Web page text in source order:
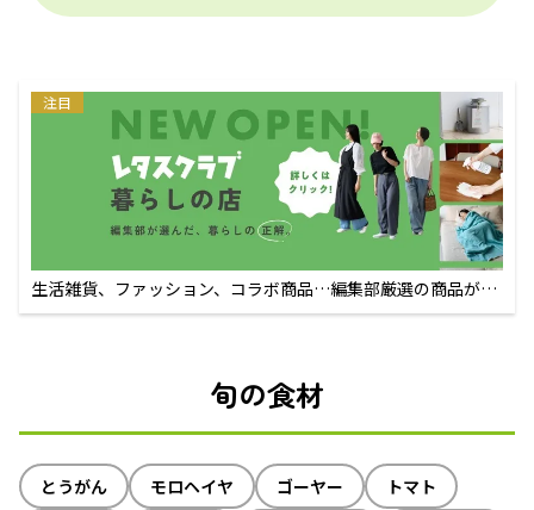
注目
生活雑貨、ファッション、コラボ商品…編集部厳選の商品が買
えるECサイト
旬の食材
とうがん モロヘイヤ ゴーヤー
トマト